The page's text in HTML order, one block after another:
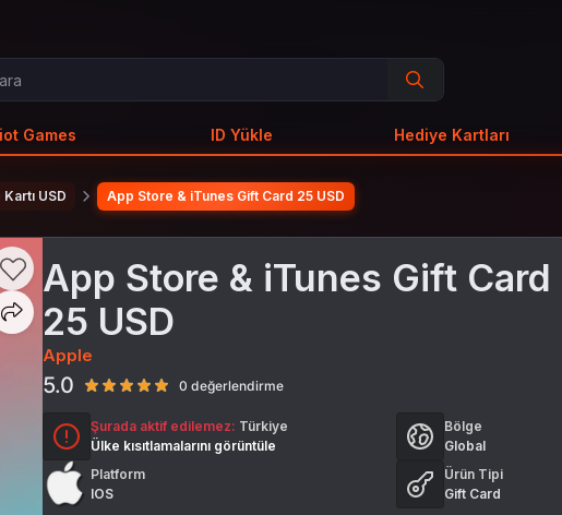
Games ID Yükle Hediye Kartları
USD App Store & iTunes Gift Card 25 USD
App Store & iTunes Gift Card
25 USD
Apple
5.0 0 değerlendirme
Şurada aktif edilemez: Türkiye
Ülke kısıtlamalarını görüntüle
Bölge
Global
Platform
IOS
Ürün Tipi
Gift Card